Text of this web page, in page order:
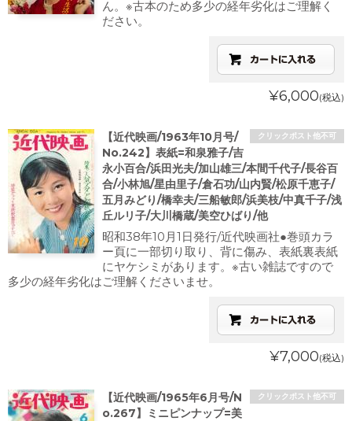
ん。※古本のため多少の経年劣化はご理解く
ださい。
¥6,000(税込)
クリックポスト他不可
【近代映画/1963年10月号/
No.242】表紙=和泉雅子/吉
永小百合/浜田光夫/加山雄三/本間千代子/長谷百
合/小林旭/星由里子/倉石功/山内賢/松原千恵子/
五月みどり/橋幸夫/三船敏郎/浜美枝/中真千子/浅
丘ルリ子/大川橋蔵/美空ひばり/他
昭和38年10月1日発行/近代映画社●巻頭カラ
ー頁に一部切り取り、背に傷み、表紙裏表紙
にヤケシミがあります。※古い雑誌ですので
多少の経年劣化はご理解くださいませ。
¥7,000(税込)
クリックポスト他不可
【近代映画/1965年6月号/N
o.267】ミニピンナップ=美